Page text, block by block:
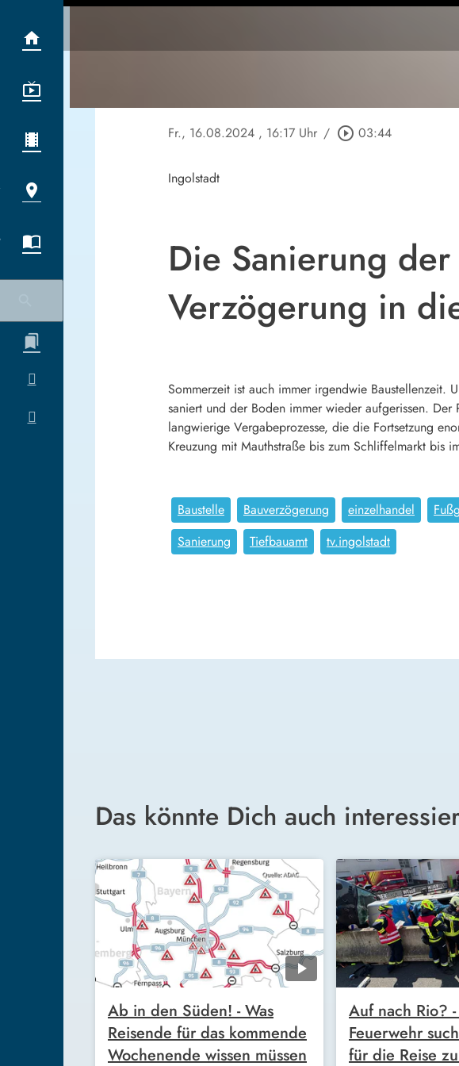
Fr., 16.08.2024 , 16:17 Uhr / play_circle_outline 03:44
Ingolstadt
Die Sanierung
Verzögerung in
Sommerzeit ist auch immer irgendwie
saniert und der Boden immer wieder aufgerissen.
langwierige Vergabeprozesse, die die Fortsetzung
Kreuzung mit Mauthstraße bis zum Schliffelmarkt bis
Baustelle Bauverzögerung einzelhandel
Sanierung
Tiefbauamt tv.ingolstadt
Das könnte Dich auch
Ab in den Süden! - Was
Reisende für das kommende
Wochenende wissen müssen
Auf nach Rio?
Feuerwehr
für die Reise